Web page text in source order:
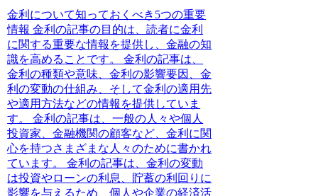
金利について知っておくべき5つの重要
情報 金利の記事の目的は、読者に金利
に関する重要な情報を提供し、金融の知
識を高めることです。 金利の記事は、
金利の種類や意味、金利の影響要因、金
利の変動の仕組み、そして金利の適用先
や適用方法などの情報を提供していま
す。 金利の記事は、一般の人々や個人
投資家、金融機関の顧客など、金利に関
心を持つさまざまな人々のために書かれ
ています。 金利の記事は、金利の変動
は投資やローンの利息、貯蓄の利回りに
影響を与えるため、個人や企業の経済活